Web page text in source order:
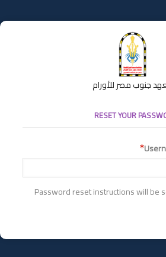
جنوب مصر للأورام
RESET YOUR
Password reset instructions will be